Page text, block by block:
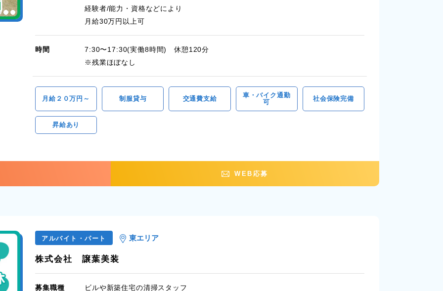
経験者/能力・資格などにより
月給30万円以上可
時間
7:30〜17:30(実働8時間) 休憩120分
※残業ほぼなし
月給２０万円～ 制服貸与 交通費支給
車・バイク通勤
可
社会保険完備
昇給あり
WEB応募
アルバイト・パート 東エリア
株式会社 譲葉美装
募集職種 ビルや新築住宅の清掃スタッフ